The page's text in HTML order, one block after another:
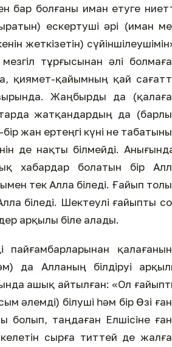
болғаны иман етуге
ескертуші әрі (иман
жеткізетін)
тұрғысынан әлі
қиямет-қайымның қай
Жаңбырды да
жатқандардың да
жан ертеңгі күні не
де нақты білмейді.
хабардар болатын бір
тек Алла біледі. Ғайып
біледі. Шектеулі ғайыпты
арқылы біле алады.
да Алланың білдіруі
ашық айтылған: «Ол
әлемді) білуші һәм бір Өзі
болып, таңдаған Елшісіне
сырға титтей де